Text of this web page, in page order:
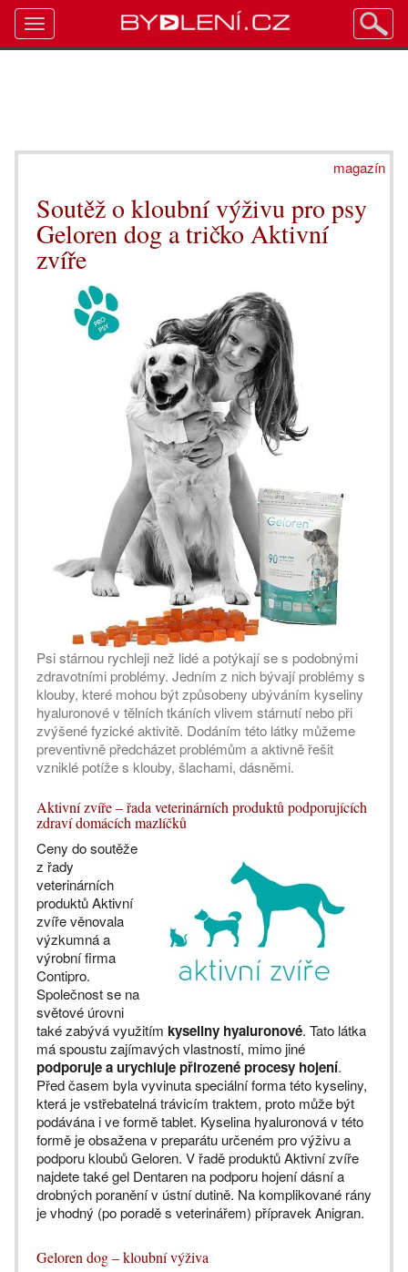
magazín
Soutěž o kloubní výživu pro psy
Geloren dog a tričko Aktivní
zvíře
Psi stárnou rychleji než lidé a potýkají se s podobnými
zdravotními problémy. Jedním z nich bývají problémy s
klouby, které mohou být způsobeny ubýváním kyseliny
hyaluronové v tělních tkáních vlivem stárnutí nebo při
zvýšené fyzické aktivitě. Dodáním této látky můžeme
preventivně předcházet problémům a aktivně řešit
vzniklé potíže s klouby, šlachami, dásněmi.
Aktivní zvíře – řada veterinárních produktů podporujících
zdraví domácích mazlíčků
Ceny do soutěže
z řady
veterinárních
produktů Aktivní
zvíře věnovala
výzkumná a
výrobní firma
Contipro.
Společnost se na
světové úrovni
také zabývá využitím kyseliny hyaluronové. Tato látka
má spoustu zajímavých vlastností, mimo jiné
podporuje a urychluje přirozené procesy hojení.
Před časem byla vyvinuta speciální forma této kyseliny,
která je vstřebatelná trávicím traktem, proto může být
podávána i ve formě tablet. Kyselina hyaluronová v této
formě je obsažena v preparátu určeném pro výživu a
podporu kloubů Geloren. V řadě produktů Aktivní zvíře
najdete také gel Dentaren na podporu hojení dásní a
drobných poranění v ústní dutině. Na komplikované rány
je vhodný (po poradě s veterinářem) přípravek Anigran.
Geloren dog – kloubní výživa
Toggle
navigation